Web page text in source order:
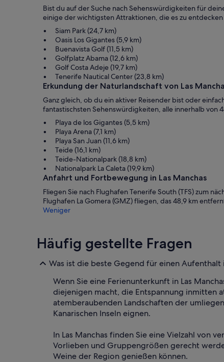
Sushi
Guíos war,
Bist du auf der Suche nach Sehenswürdigkeiten für
einige der wichtigsten Attraktionen, die es zu
Siam Park (24,7 km)
Oasis Los Gigantes (5,9 km)
Buenavista Golf (11,5 km)
Golfplatz Abama (12,6 km)
Golf Costa Adeje (19,7 km)
Tenerife Nautical Center (23,8 km)
Erkundung der Naturlandschaft von Las
Ganz gleich, ob du ein aktiver Reisender bist oder
fantastischsten Sehenswürdigkeiten, alle innerhalb von
Playa de los Gigantes (5,5 km)
Playa Arena (7,1 km)
Playa San Juan (11,6 km)
Teide (16,1 km)
Teide-Nationalpark (18,8 km)
Nationalpark La Caleta (19,9 km)
Anfahrt und Fortbewegung in Las Manchas
Fliegen Sie nach Flughafen Tenerife South (TFS) zum
Flughafen La Gomera (GMZ) fliegen, das 48,9 km
Weniger
Häufig gestellte Fragen
Was ist die beste Gegend für einen
Wenn Sie eine Ferienunterkunft in Las
diejenigen macht, die Entspannung inmitten
atemberaubenden Landschaften der
Kanarischen Inseln eignen.
In Las Manchas finden Sie eine Vielzahl von
Vorlieben und Gruppengrößen gerecht
Weine der Region genießen können.